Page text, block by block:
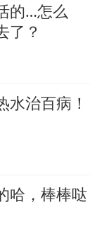
的…怎么
了？
水治百病！
哈，棒棒哒